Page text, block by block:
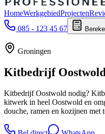
HomeWerkgebiedProjecten
085 - 123 45 67
Groningen
Kitbedrijf Oostwold
Kitbedrijf Oostwold nodig?
kitwerk in heel Oostwold en
douche, ramen en kozijnen met